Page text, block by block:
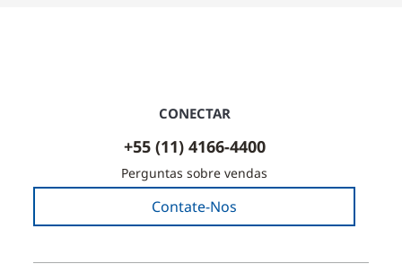
CONECTAR
+55 (11) 4166-4400
Perguntas sobre vendas
Contate-Nos